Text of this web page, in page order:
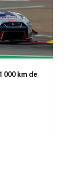
000 km de